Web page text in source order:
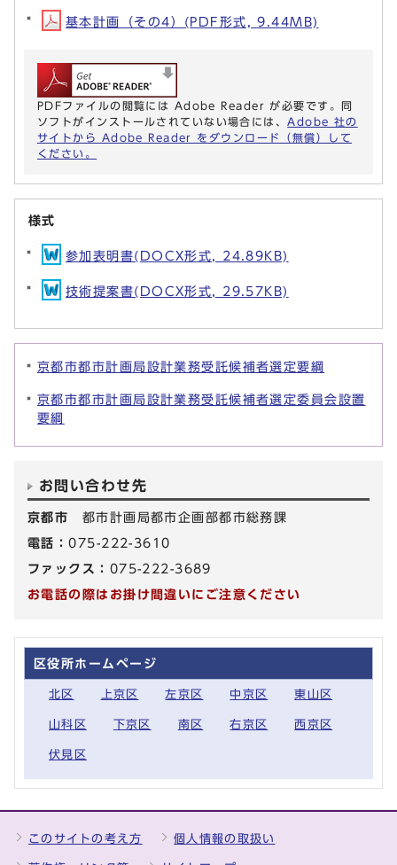
基本計画（その4）(PDF形式, 9.44MB)
PDFファイルの閲覧には Adobe Reader が必要です。同
ソフトがインストールされていない場合には、 Adobe 社の
サイトから Adobe Reader をダウンロード（無償）して
ください。
様式
参加表明書(DOCX形式, 24.89KB)
技術提案書(DOCX形式, 29.57KB)
京都市都市計画局設計業務受託候補者選定要綱
京都市都市計画局設計業務受託候補者選定委員会設置
要綱
お問い合わせ先
京都市 都市計画局都市企画部都市総務課
電話：075-222-3610
ファックス： 075-222-3689
お電話の際はお掛け間違いにご注意ください
区役所ホームページ
北区 上京区 左京区 中京区 東山区
山科区 下京区 南区 右京区 西京区
伏見区
このサイトの考え方 個人情報の取扱い